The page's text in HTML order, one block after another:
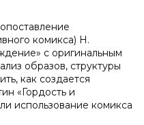
комикса) Н.
с оригинальным
образов, структуры
как создается
«Гордость и
использование комикса